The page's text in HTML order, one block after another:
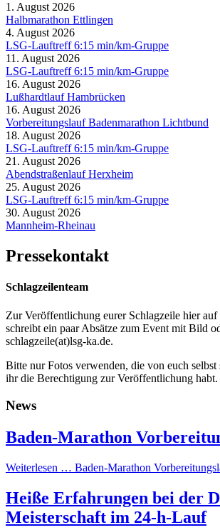
1. August 2026
Halbmarathon Ettlingen
4. August 2026
LSG-Lauftreff 6:15 min/km-Gruppe
11. August 2026
LSG-Lauftreff 6:15 min/km-Gruppe
16. August 2026
Lußhardtlauf Hambrücken
16. August 2026
Vorbereitungslauf Badenmarathon Lichtbund
18. August 2026
LSG-Lauftreff 6:15 min/km-Gruppe
21. August 2026
Abendstraßenlauf Herxheim
25. August 2026
LSG-Lauftreff 6:15 min/km-Gruppe
30. August 2026
Mannheim-Rheinau
Pressekontakt
Schlagzeilenteam
Zur Veröffentlichung eurer Schlagzeile hier auf
schreibt ein paar Absätze zum Event mit Bild
schlagzeile(at)lsg-ka.de.
Bitte nur Fotos verwenden, die von euch selbst
ihr die Berechtigung zur Veröffentlichung habt.
News
Baden-Marathon
Weiterlesen … Baden-Marathon
Heiße Erfahrungen bei der
Meisterschaft im 24-h-Lauf